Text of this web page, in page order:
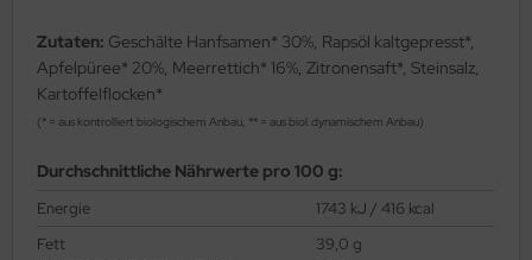
Zutaten: Geschälte Hanfsamen* 30%, Rapsöl kaltgepresst*,
Apfelpüree* 20%, Meerrettich* 16%, Zitronensaft*, Steinsalz,
Kartoffelflocken*
(* = aus kontrolliert biologischem Anbau, ** = aus biol.dynamischem Anbau)
Durchschnittliche Nährwerte pro 100 g:
Energie
1743 kJ / 416 kcal
Fett
39,0 g